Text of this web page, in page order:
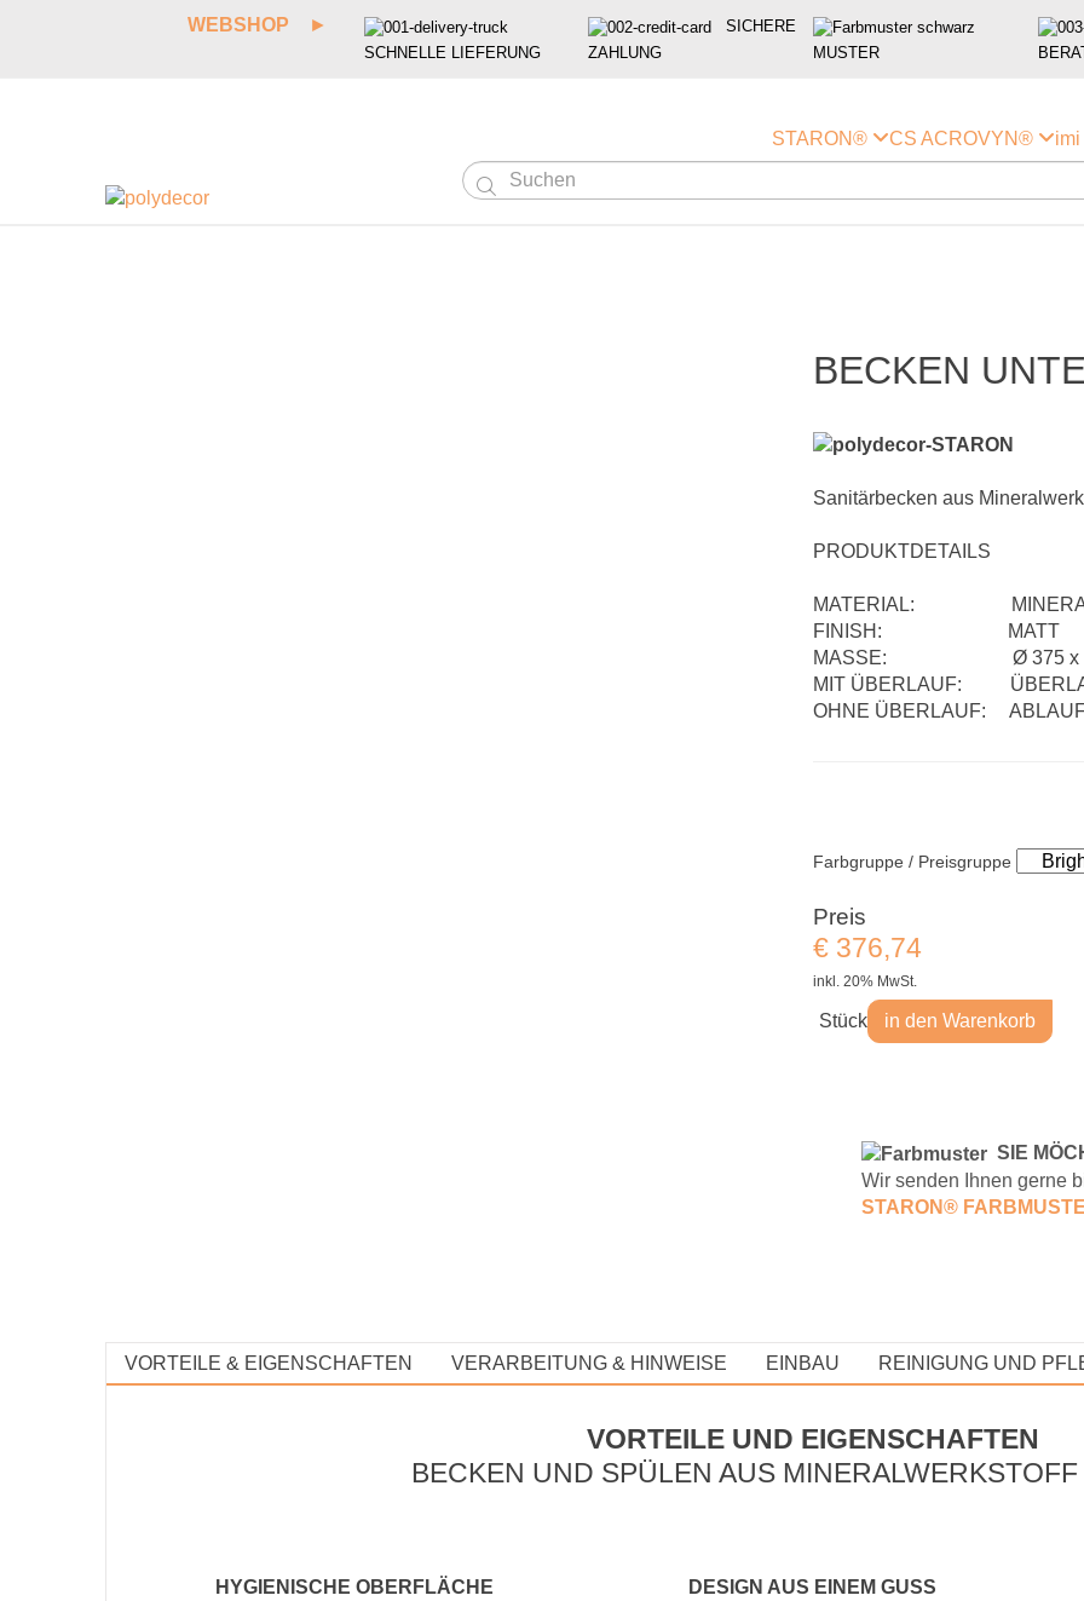
WEBSHOP ►
SCHNELLE LIEFERUNG
SICHERE
ZAHLUNG
MUSTER
STARON® CS ACROVYN®

BECKEN
Sanitärbecken aus
PRODUKTDETAILS
MATERIAL:
FINISH: MATT
MASSE: Ø 375 x 128
MIT ÜBERLAUF:
OHNE ÜBERLAUF:
Farbgruppe / Preisgruppe
Preis
€ 376,74
inkl. 20% MwSt.
Stück in den Warenkorb
S IE
Wir senden Ihnen gerne
STARON® FARBMUSTE
VORTEILE & EIGENSCHAFTEN VERARBEITUNG & HINWEISE EINBAU REINIGUNG UND
VORTEILE UND EIGENSCHAFTEN
BECKEN UND SPÜLEN AUS MINERALWERKSTOFF
HYGIENISCHE OBERFLÄCHE
DESIGN AUS EINEM GUSS